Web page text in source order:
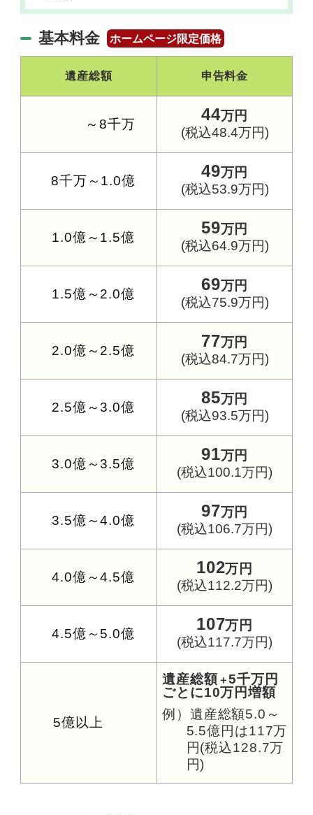
基本料金 ホームページ限定価格
遺産総額 申告料金
～8千万
44万円
(税込48.4万円)
8千万～1.0億
49万円
(税込53.9万円)
1.0億～1.5億
59万円
(税込64.9万円)
1.5億～2.0億
69万円
(税込75.9万円)
2.0億～2.5億
77万円
(税込84.7万円)
2.5億～3.0億
85万円
(税込93.5万円)
3.0億～3.5億
91万円
(税込100.1万円)
3.5億～4.0億
97万円
(税込106.7万円)
4.0億～4.5億
102万円
(税込112.2万円)
4.5億～5.0億
107万円
(税込117.7万円)
5億以上
遺産総額 ＋5千万円
ごとに10万円増額
例）遺産総額5.0～
5.5億円は117万
円(税込128.7万
円)